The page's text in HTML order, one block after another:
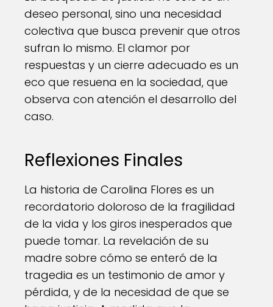
deseo personal, sino una necesidad
colectiva que busca prevenir que otros
sufran lo mismo. El clamor por
respuestas y un cierre adecuado es un
eco que resuena en la sociedad, que
observa con atención el desarrollo del
caso.
Reflexiones Finales
La historia de Carolina Flores es un
recordatorio doloroso de la fragilidad
de la vida y los giros inesperados que
puede tomar. La revelación de su
madre sobre cómo se enteró de la
tragedia es un testimonio de amor y
pérdida, y de la necesidad de que se